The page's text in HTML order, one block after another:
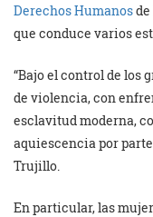
Derechos Humanosde
que conduce varios
“Bajo el control de los
de violencia, con
esclavitud moderna,
aquiescencia por
Trujillo.
En particular, las